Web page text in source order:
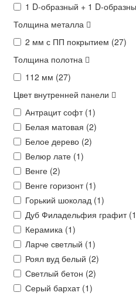
1 D-образный + 1 D-
Толщина металла
2 мм с ПП покрытием (27)
Толщина полотна
112 мм (27)
Цвет внутренней панели
Антрацит софт (1)
Белая матовая (2)
Белое дерево (2)
Велюр лате (1)
Венге (2)
Венге горизонт (1)
Горький шоколад (1)
Дуб Филадельфия графит (1
Керамика (1)
Ларче светлый (1)
Роял вуд белый (2)
Светлый бетон (2)
Серый бархат (1)